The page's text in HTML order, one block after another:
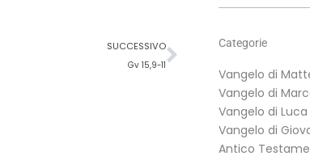
SUCCESSIVO
Gv 15,9-11
Successivo
Categorie
Vangelo di
Vangelo di
Vangelo di Luca
Vangelo di
Antico